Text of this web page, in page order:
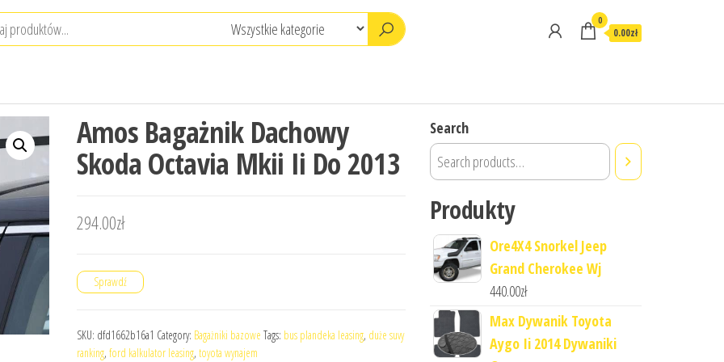
0
0.00zł
Amos Bagażnik Dachowy
Skoda Octavia Mkii Ii Do 2013
294.00zł
Sprawdź
SKU: dfd1662b16a1 Category: Bagażniki bazowe Tags: bus plandeka leasing, duże suvy
ranking, ford kalkulator leasing, toyota wynajem
Search
Produkty
Ore4X4 Snorkel Jeep
Grand Cherokee Wj
440.00zł
Max Dywanik Toyota
Aygo Ii 2014 Dywaniki